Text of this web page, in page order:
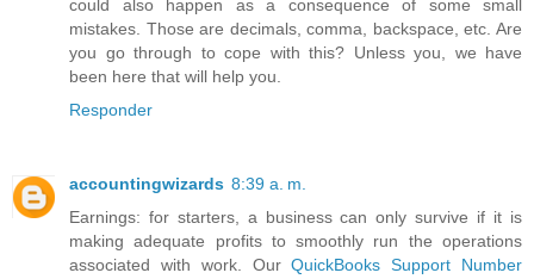
could also happen as a consequence of some small
mistakes. Those are decimals, comma, backspace, etc. Are
you go through to cope with this? Unless you, we have
been here that will help you.
Responder
accountingwizards 8:39 a. m.
Earnings: for starters, a business can only survive if it is
making adequate profits to smoothly run the operations
associated with work. OurQuickBooks Support Number